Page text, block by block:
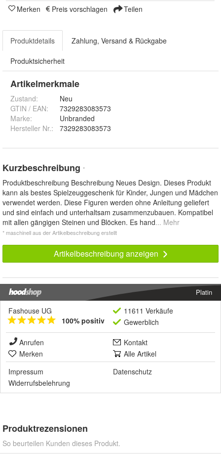
Merken Preis vorschlagen Teilen
Produktdetails Zahlung, Versand & Rückgabe
Produktsicherheit
Artikelmerkmale
Zustand:
Neu
GTIN / EAN:
7329283083573
Marke:
Unbranded
Hersteller Nr.:
7329283083573
Kurzbeschreibung *
Produktbeschreibung Beschreibung Neues Design. Dieses Produkt
kann als bestes Spielzeuggeschenk für Kinder, Jungen und Mädchen
verwendet werden. Diese Figuren werden ohne Anleitung geliefert
und sind einfach und unterhaltsam zusammenzubauen. Kompatibel
mit allen gängigen Steinen und Blöcken. Es hand... Mehr
* maschinell aus der Artikelbeschreibung erstellt
Artikelbeschreibung anzeigen
Platin
Fashouse UG
100% positiv
11611 Verkäufe
Gewerblich
Anrufen
Kontakt
Merken
Alle Artikel
Impressum
Datenschutz
Widerrufsbelehrung
Produktrezensionen
So beurteilen Kunden dieses Produkt.